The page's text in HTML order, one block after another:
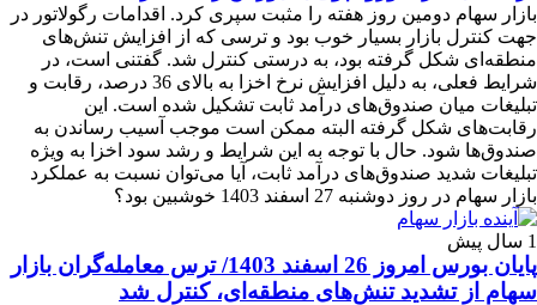
بازار سهام دومین روز هفته را مثبت سپری کرد. اقدامات رگولاتور در
جهت کنترل بازار بسیار خوب بود و ترسی که از افزایش تنش‌های
منطقه‌ای شکل گرفته بود، به درستی کنترل شد. گفتنی است، در
شرایط فعلی، به دلیل افزایش نرخ اخزا به بالای 36 درصد، رقابت و
تبلیغات میان صندوق‌های درآمد ثابت تشکیل شده است. این
رقابت‌های شکل گرفته البته ممکن است موجب آسیب رساندن به
صندوق‌ها شود. حال با توجه به این شرایط و رشد سود اخزا به ویژه
تبلیغات شدید صندوق‌های درآمد ثابت، آیا می‌توان نسبت به عملکرد
بازار سهام در روز دوشنبه 27 اسفند 1403 خوشبین بود؟
1 سال پیش
پایان بورس امروز 26 اسفند 1403/ ترس معامله‌گران بازار
سهام از تشدید تنش‌های منطقه‌ای، کنترل شد